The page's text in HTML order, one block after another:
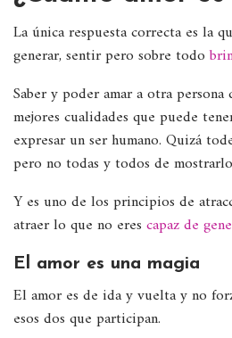
La única respuesta correcta es la
generar, sentir pero sobre todo
Saber y poder amar a otra persona
mejores cualidades que puede
expresar un ser humano. Quizá
pero no todas y todos de
Y es uno de los principios de
atraer lo que no eres capaz de
El amor es una magia
El amor es de ida y vuelta y no
esos dos que participan.